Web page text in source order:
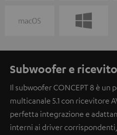
Subwoofer e
Il subwoofer CONCEPT 8 è un
multicanale 5.1 con ricevitore
perfetta integrazione e
interni ai driver